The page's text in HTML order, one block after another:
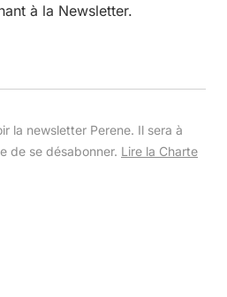
à la Newsletter.
la newsletter Perene. Il sera à
de se désabonner. Lire la Charte